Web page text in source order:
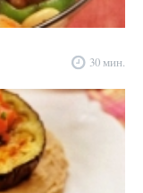
30 мин.